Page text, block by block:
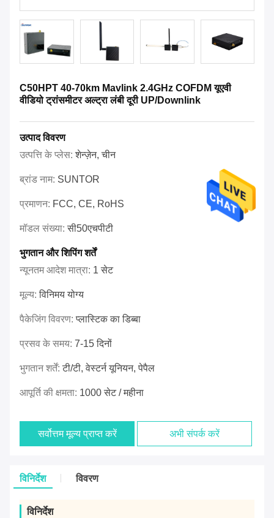
C50HPT 40-70km Mavlink 2.4GHz COFDM यूएवी
वीडियो ट्रांसमीटर अल्ट्रा लंबी दूरी UP/Downlink
उत्पाद विवरण
उत्पत्ति के प्लेस:शेन्ज़ेन, चीन
ब्रांड नाम: SUNTOR
प्रमाणन: FCC, CE, RoHS
मॉडल संख्या:सी50एचपीटी
भुगतान और शिपिंग शर्तें
न्यूनतम आदेश मात्रा: 1 सेट
मूल्य:विनिमय योग्य
पैकेजिंग विवरण:प्लास्टिक का डिब्बा
प्रसव के समय: 7-15 दिनों
भुगतान शर्तें:टी/टी, वेस्टर्न यूनियन, पेपैल
आपूर्ति की क्षमता: 1000 सेट / महीना
सर्वोत्तम मूल्य प्राप्त करें अभी संपर्क करें
विनिर्देश विवरण
विनिर्देश